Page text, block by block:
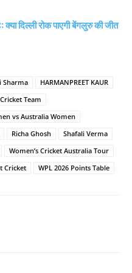
दिल्ली रोक पाएगी बेंगलुरु की जीत
Sharma
HARMANPREET KAUR
Team
vs Australia Women
Richa Ghosh
Shafali Verma
Women’s Cricket Australia Tour
Cricket WPL 2026 Points Table